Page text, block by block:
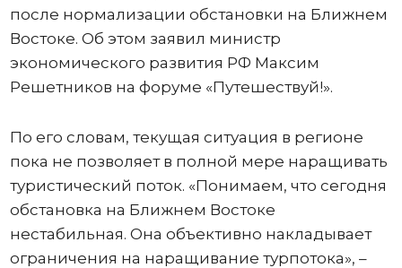
после нормализации обстановки на Ближнем
Востоке. Об этом заявил министр
экономического развития РФ Максим
Решетников на форуме «Путешествуй!».
По его словам, текущая ситуация в регионе
пока не позволяет в полной мере наращивать
туристический поток. «Понимаем, что сегодня
обстановка на Ближнем Востоке
нестабильная. Она объективно накладывает
ограничения на наращивание турпотока», –